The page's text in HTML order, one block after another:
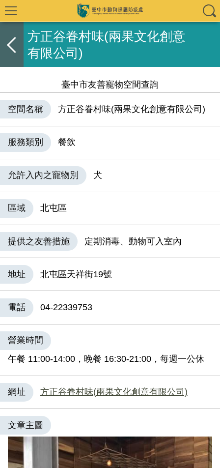
方正谷眷村味(兩果文化創意
有限公司)
臺中市友善寵物空間查詢
空間名稱 方正谷眷村味(兩果文化創意有限公司)
服務類別 餐飲
允許入內之寵物別 犬
區域 北屯區
提供之友善措施 定期消毒、動物可入室內
地址 北屯區天祥街19號
電話 04-22339753
營業時間
午餐 11:00-14:00，晚餐 16:30-21:00，每週一公休
網址 方正谷眷村味(兩果文化創意有限公司)
文章主圖